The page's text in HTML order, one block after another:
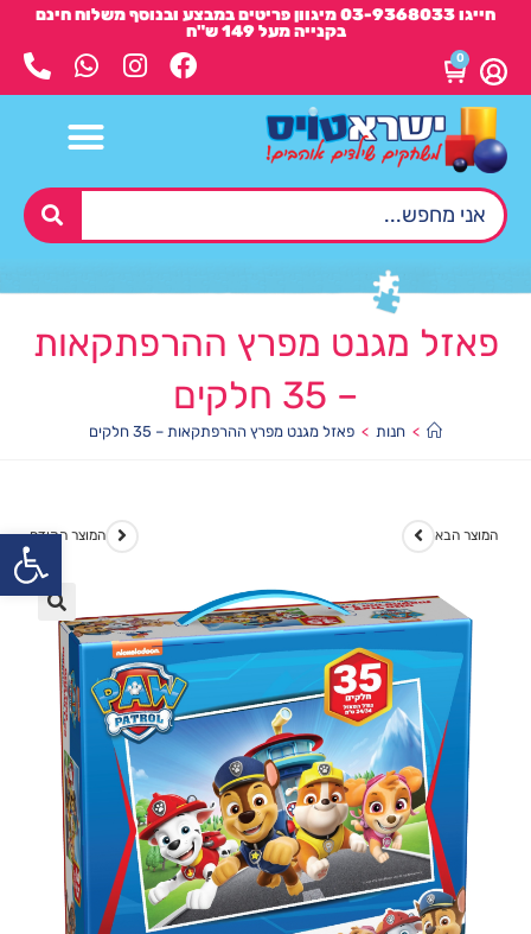
חייגו 03-9368033 מיגוון פריטים במבצע ובנוסף משלוח חינם
בקנייה מעל 149 ש"ח
0
פאזל מגנט מפרץ ההרפתקאות
– 35 חלקים
> חנות > פאזל מגנט מפרץ ההרפתקאות – 35 חלקים
המוצר הקודם המוצר הבא